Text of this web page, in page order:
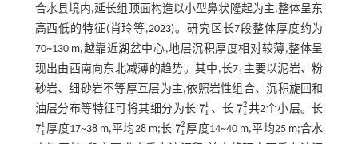
合水县境内,延长组顶面构造以小型鼻状隆起为主,整体呈东
高西低的特征(肖玲等,2023)。研究区长7段整体厚度约为
70~130 m,越靠近湖盆中心,地层沉积厚度相对较薄,整体呈
现出由西南向东北减薄的趋势。其中,长71主要以泥岩、粉
砂岩、细砂岩不等厚互层为主,依照岩性组合、沉积旋回和
油层分布等特征可将其细分为长 71
1
71 1、长 72
1
712
共2个小层。长
71
1
711
厚度17~38 m,平均28 m;长 72
1
712
厚度14~40 m,平均25 m;合水